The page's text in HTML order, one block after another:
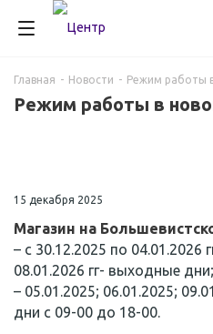
Главная - Новости - Режим работы
Режим работы в
15 декабря 2025
Магазин на
– с 30.12.2025 по 04.01.2026
08.01.2026 гг- выходные дни;
– 05.01.2025; 06.01.2025;
дни с 09-00 до 18-00.